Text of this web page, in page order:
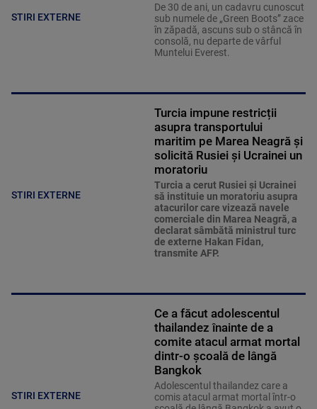
STIRI EXTERNE
De 30 de ani, un cadavru cunoscut
sub numele de „Green Boots” zace
în zăpadă, ascuns sub o stâncă în
consolă, nu departe de vârful
Muntelui Everest.
STIRI EXTERNE
Turcia impune restricții
asupra transportului
maritim pe Marea Neagră și
solicită Rusiei și Ucrainei un
moratoriu
Turcia a cerut Rusiei și Ucrainei
să instituie un moratoriu asupra
atacurilor care vizează navele
comerciale din Marea Neagră, a
declarat sâmbătă ministrul turc
de externe Hakan Fidan,
transmite AFP.
STIRI EXTERNE
Ce a făcut adolescentul
thailandez înainte de a
comite atacul armat mortal
dintr-o școală de lângă
Bangkok
Adolescentul thailandez care a
comis atacul armat mortal într-o